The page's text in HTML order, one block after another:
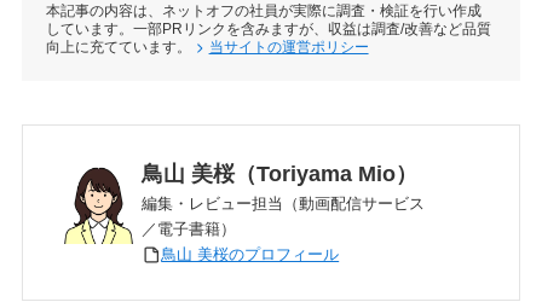
本記事の内容は、ネットオフの社員が実際に調査・検証を行い作成
しています。一部PRリンクを含みますが、収益は調査/改善など品質
向上に充てています。
当サイトの運営ポリシー
鳥山 美桜（Toriyama Mio）
編集・レビュー担当（動画配信サービス
／電子書籍）
鳥山 美桜のプロフィール